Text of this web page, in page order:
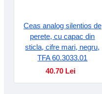
Ceas analog silentios de
perete, cu capac din
sticla, cifre mari, negru,
TFA 60.3033.01
40.70 Lei